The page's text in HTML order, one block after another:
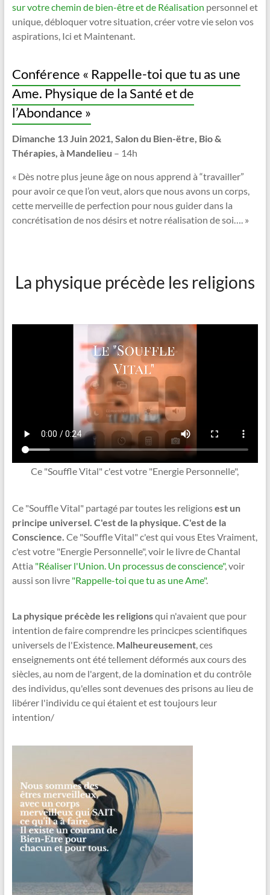
sur votre chemin de bien-être et de Réalisation personnel et
unique, débloquer votre situation, créer votre vie selon vos
aspirations, Ici et Maintenant.
Conférence « Rappelle-toi que tu as une
Ame. Physique de la Santé et de
l’Abondance »
Dimanche 13 Juin 2021, Salon du Bien-ëtre, Bio &
Thérapies, à Mandelieu – 14h
« Dès notre plus jeune âge on nous apprend à “travailler”
pour avoir ce que l’on veut, alors que nous avons un corps,
cette merveille de perfection pour nous guider dans la
concrétisation de nos désirs et notre réalisation de soi…. »
La physique précède les religions
Ce "Souffle Vital" c'est votre "Energie Personnelle",
Ce "Souffle Vital" partagé par toutes les religionsest un
principe universel. C'est de la physique. C'est de la
Conscience. Ce "Souffle Vital" c'est qui vous Etes Vraiment,
c'est votre "Energie Personnelle", voir le livre de Chantal
Attia "Réaliser l'Union. Un processus de conscience", voir
aussi son livre "Rappelle-toi que tu as une Ame".
La physique précède les religionsqui n'avaient que pour
intention de faire comprendre les princicpes scientifiques
universels de l'Existence. Malheureusement, ces
enseignements ont été tellement déformés aux cours des
siècles, au nom de l'argent, de la domination et du contrôle
des individus, qu'elles sont devenues des prisons au lieu de
libérer l'individu ce qui étaient et est toujours leur
intention/